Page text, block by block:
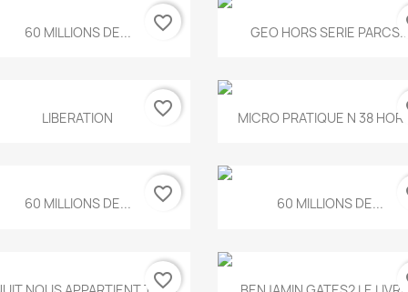
Aperçu rapide
60 MILLIONS DE... favorite_border Aperçu rapide
GEO HORS SERIE
Aperçu rapide
LIBERATION favorite_border Aperçu rapide
MICRO PRATIQUE N 38
Aperçu rapide
60 MILLIONS DE... favorite_border Aperçu rapide
60 MILLIONS DE...
Aperçu rapide favorite_border Aperçu rapide